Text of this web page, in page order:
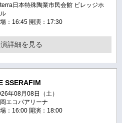
日本特殊陶業市民会館 ビレッジホ
：16:45 開演：17:30
詳細を見る
SSERAFIM
年08月08日（土）
エコパアリーナ
：16:00 開演：18:00